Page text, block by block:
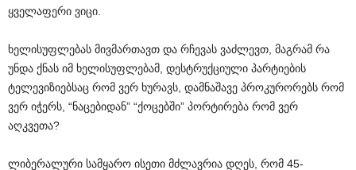
ყველაფერი ვიცი.
ხელისუფლებას მივმართავთ და რჩევას ვაძლევთ, მაგრამ რა
უნდა ქნას იმ ხელისუფლებამ, დესტრუქციული პარტიების
ტელევიზიებსაც რომ ვერ ხურავს, დამნაშავე პროკურორებს რომ
ვერ იჭერს, “ნაცებიდან” “ქოცებში” პორტირება რომ ვერ
აღკვეთა?
ლიბერალური სამყარო ისეთი მძლავრია დღეს, რომ 45-